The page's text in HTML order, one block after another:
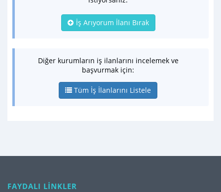
İş Arıyorum İlanı Bırak
Diğer kurumların iş ilanlarını incelemek ve
başvurmak için:
Tüm İş İlanlarını Listele
FAYDALI LİNKLER